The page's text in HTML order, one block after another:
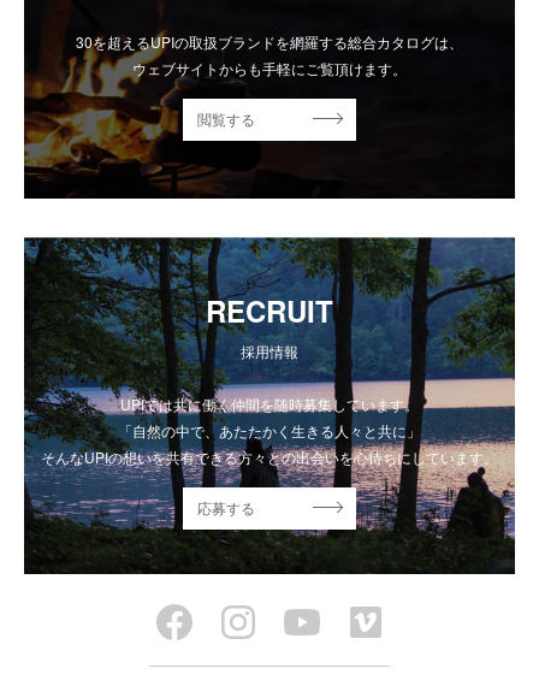
30を超えるUPIの取扱ブランドを網羅する総合カタログは、
ウェブサイトからも手軽にご覧頂けます。
閲覧する
RECRUIT
採用情報
UPIでは共に働く仲間を随時募集しています。
「自然の中で、あたたかく生きる人々と共に」
そんなUPIの想いを共有できる方々との出会いを心待ちにしています。
応募する